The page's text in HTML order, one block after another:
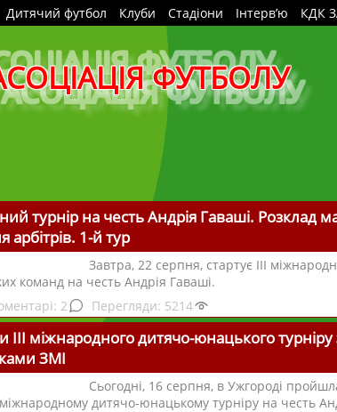
Дитячий футбол Клуби Стадіони Інтерв’ю КДК
ФУТБОЛУ
турнір на честь Андрія Гаваші. Розклад
арбітрів. 1-й тур
Завтра, 22 серпня, стартує ІІІ
команд на честь Андрія Гаваші.
2 5214
ІІІ міжнародного дитячо-юнацького турніру
ЗМІ
Сьогодні, 16 серпня, в Ужгороді
міжнародному дитячо-юнацькому турніру на честь